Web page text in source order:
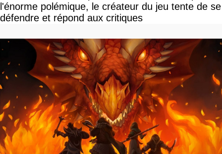
l'énorme polémique, le créateur du jeu tente de se
défendre et répond aux critiques